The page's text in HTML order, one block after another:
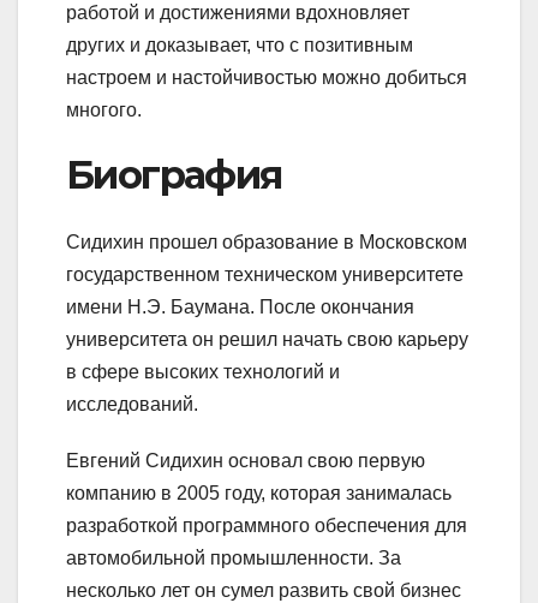
работой и достижениями вдохновляет
других и доказывает, что с позитивным
настроем и настойчивостью можно добиться
многого.
Биография
Сидихин прошел образование в Московском
государственном техническом университете
имени Н.Э. Баумана. После окончания
университета он решил начать свою карьеру
в сфере высоких технологий и
исследований.
Евгений Сидихин основал свою первую
компанию в 2005 году, которая занималась
разработкой программного обеспечения для
автомобильной промышленности. За
несколько лет он сумел развить свой бизнес